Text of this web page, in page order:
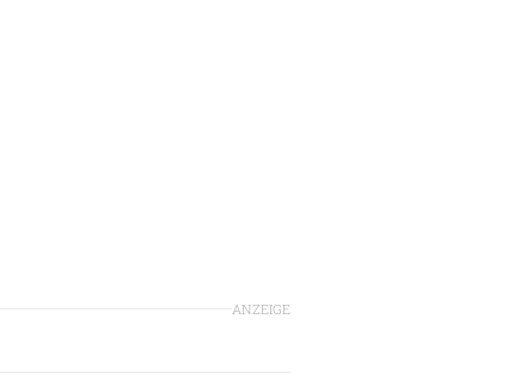
ANZEIGE